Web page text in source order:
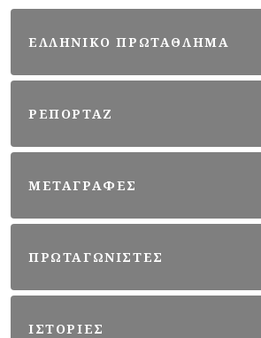
ΕΛΛΗΝΙΚΟ ΠΡΩΤΑΘΛΗΜΑ
ΡΕΠΟΡΤΑΖ
ΜΕΤΑΓΡΑΦΕΣ
ΠΡΩΤΑΓΩΝΙΣΤΕΣ
ΙΣΤΟΡΙΕΣ